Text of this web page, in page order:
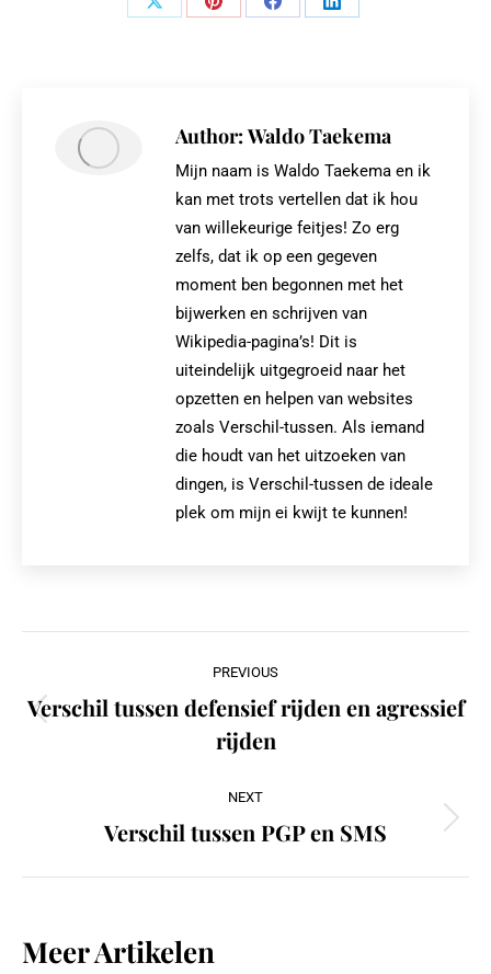
Share
Share
Share
Share
Author: Waldo Taekema
Mijn naam is Waldo Taekema en ik
kan met trots vertellen dat ik hou
van willekeurige feitjes! Zo erg
zelfs, dat ik op een gegeven
moment ben begonnen met het
bijwerken en schrijven van
Wikipedia-pagina’s! Dit is
uiteindelijk uitgegroeid naar het
opzetten en helpen van websites
zoals Verschil-tussen. Als iemand
die houdt van het uitzoeken van
dingen, is Verschil-tussen de ideale
plek om mijn ei kwijt te kunnen!
navigation
PREVIOUS
Previous
post:
Verschil tussen defensief rijden en agressief
rijden
NEXT
Next
Verschil tussen PGP en SMS
Meer Artikelen